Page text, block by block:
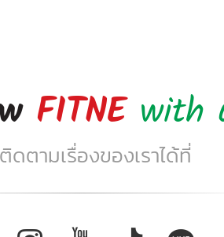
FITNE with
ติดตามเรื่องของเราได้ที่